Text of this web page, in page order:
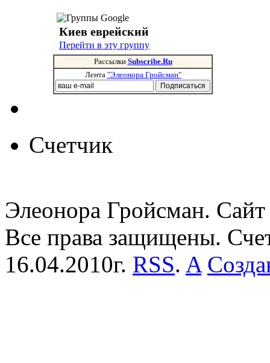
Киев еврейский
Перейти в эту группу
Рассылки Subscribe.Ru
Лента "Элеонора Гройсман"
Счетчик
Элеонора Гройсман.
Все права защищены.
16.04.2010г. RSS. A